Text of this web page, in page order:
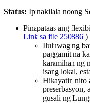
Status: Ipinakilala noong
Pinapataas ang
Link sa file 250886 )
Iluluwag ng
paggamit na
karamihan ng
isang lokal,
Hikayatin nito
preserbasyon,
gusali ng